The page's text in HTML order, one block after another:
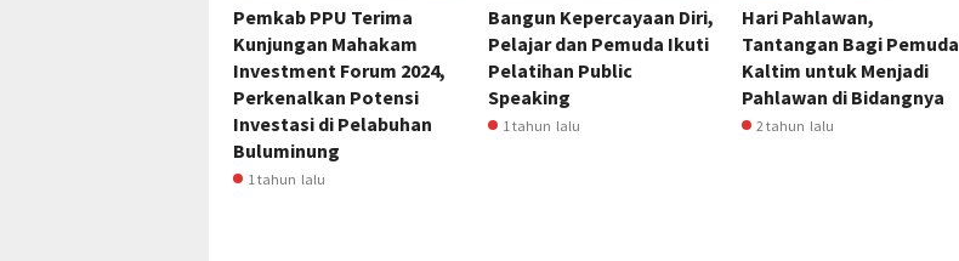
Pemkab PPU Terima
Kunjungan Mahakam
Investment Forum 2024,
Perkenalkan Potensi
Investasi di Pelabuhan
Buluminung
1 tahun lalu
Bangun Kepercayaan Diri,
Pelajar dan Pemuda Ikuti
Pelatihan Public
Speaking
1 tahun lalu
Hari Pahlawan,
Tantangan Bagi Pemuda
Kaltim untuk Menjadi
Pahlawan di Bidangnya
2 tahun lalu